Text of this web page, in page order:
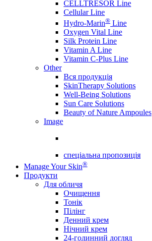
CELLTRESOR Line
Cellular Line
Hydro-Marin® Line
Oxygen Vital Line
Silk Protein Line
Vitamin A Line
Vitamin C-Plus Line
Other
Вся продукція
SkinTherapy Solutions
Well-Being Solutions
Sun Care Solutions
Beauty of Nature Ampoules
Image
спеціальна пропозиція
Manage Your Skin®
Продукти
Для обличя
Очищення
Тонік
Пілінг
Денний крем
Нічний крем
24-годинний догляд